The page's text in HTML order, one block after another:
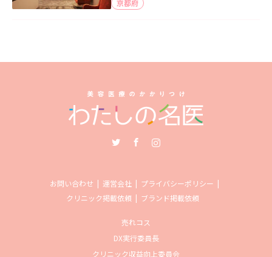
京都府
お問い合わせ 運営会社
プライバシーポリシー
クリニック掲載依頼
ブランド掲載依頼
売れコス
DX実行委員長
クリニック収益向上委員会